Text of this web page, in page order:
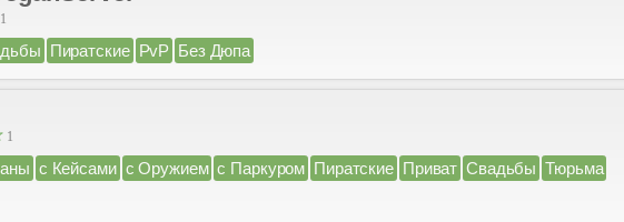
1
Пиратские PvP Без Дюпа
1
с Кейсами с Оружием с Паркуром Пиратские Приват Свадьбы Тюрьма